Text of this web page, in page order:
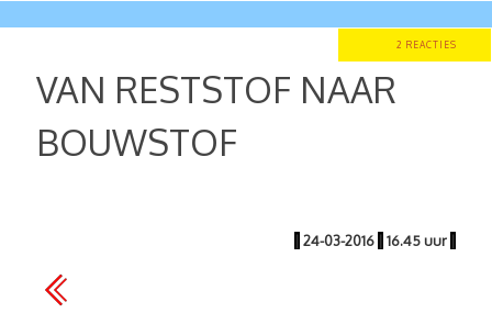
2 REACTIES
VAN RESTSTOF NAAR
BOUWSTOF
| 24-03-2016 | 16.45 uur |